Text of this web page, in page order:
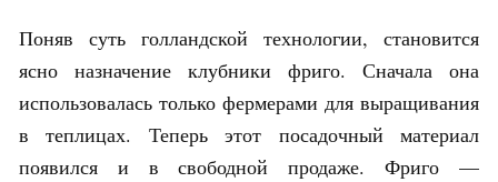
Поняв суть голландской технологии, становится
ясно назначение клубники фриго. Сначала она
использовалась только фермерами для выращивания
в теплицах. Теперь этот посадочный материал
появился и в свободной продаже. Фриго —